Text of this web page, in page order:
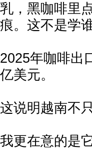
乳，黑咖啡里
痕。这不是学
2025年咖啡出
亿美元。
这说明越南不
我更在意的是